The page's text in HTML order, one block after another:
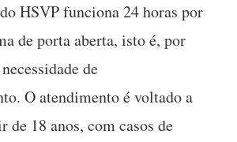
HSVP funciona 24 horas por
de porta aberta, isto é, por
de
O atendimento é voltado a
de 18 anos, com casos de